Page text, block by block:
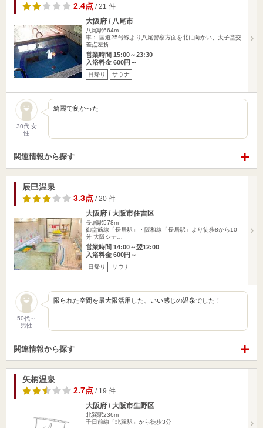
2.4点 / 21 件
大阪府 / 八尾市
八尾駅664m
車： 国道25号線より八尾警察方面を北に向かい、太子堂交
差点左折 …
営業時間 15:00～23:30
入浴料金 600円～
日帰り サウナ
30代 女
性
綺麗で良かった
関連情報から探す
辰巳温泉
3.3点 / 20 件
大阪府 / 大阪市住吉区
長居駅578m
御堂筋線「長居駅」・阪和線「長居駅」より徒歩8から10
分 大阪シテ…
営業時間 14:00～翌12:00
入浴料金 600円～
日帰り サウナ
50代～
男性
限られた空間を最大限活用した、いい感じの温泉でした！
関連情報から探す
矢柄温泉
2.7点 / 19 件
大阪府 / 大阪市生野区
北巽駅236m
千日前線「北巽駅」から徒歩3分